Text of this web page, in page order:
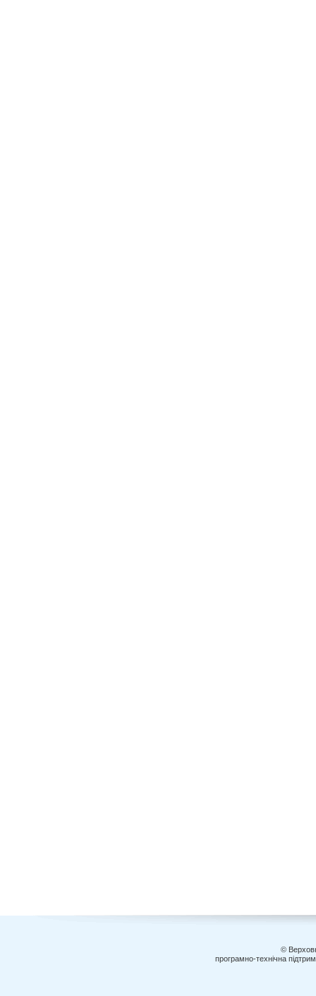
©
програмно-технічна